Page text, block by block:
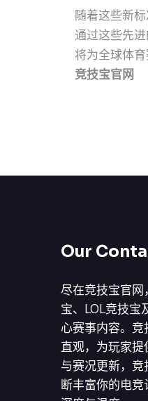
随着这些新
通过这些先
将为全球体
竞技宝官网
Our
尽在竞技宝官
宝、LOL竞技宝
心赛事内容。
直观，为玩家
与赛况更新，
断丰富你的电